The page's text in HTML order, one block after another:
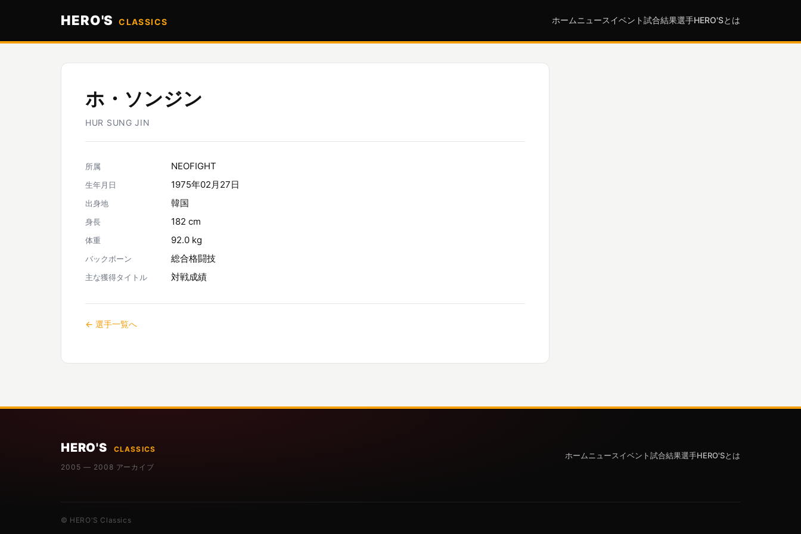
HERO'S CLASSICS ホーム ニュースイベント試合結果選手HERO'Sとは
ホ・ソンジン
HUR SUNG JIN
所属 NEOFIGHT
生年月日 1975年02月27日
出身地 韓国
身長 182 cm
体重 92.0 kg
バックボーン 総合格闘技
主な獲得タイトル 対戦成績
← 選手一覧へ
HERO'S
CLASSICS
2005 — 2008 アーカイブ
ホームニュースイベント試合結果選手HERO'Sとは
© HERO'S Classics